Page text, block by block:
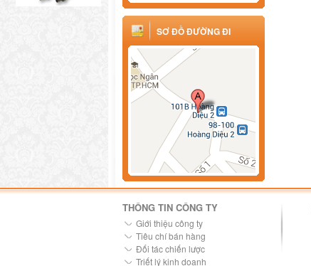
SƠ ĐỒ ĐƯỜNG ĐI
THÔNG TIN CÔNG TY
Giới thiệu công ty
Tiêu chí bán hàng
Đối tác chiến lược
Triết lý kinh doanh